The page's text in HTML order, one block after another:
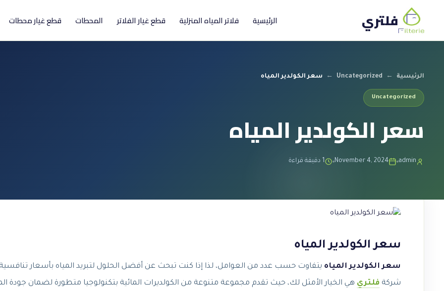
فلتري الرئيسية فلاتر المياه المنزلية قطع غيار الفلاتر المحطات قطع غيار محطات
الرئيسية ←
Uncategorized
← سعر الكولدير المياه
Uncategorized
سعر الكولدير المياه
admin
November 4, 2024 1 دقيقة قراءة
سعر الكولدير المياه
سعر الكولدير المياه يتفاوت حسب عدد من العوامل، لذا إذا كنت تبحث عن أفضل الحلول لتبريد المياه بأسعار
شركة فلتري هي الخيار الأمثل لك، حيث تقدم مجموعة متنوعة من الكولديرات المائية بتكنولوجيا متطورة لضمان جودة